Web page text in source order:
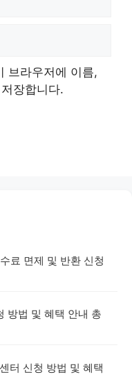
브라우저에 이름,
장합니다.
료 면제 및 반환 신청
방법 및 혜택 안내 총
터 신청 방법 및 혜택